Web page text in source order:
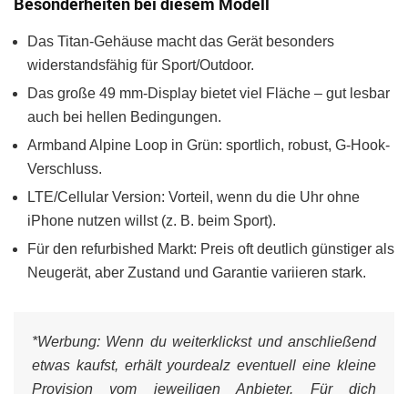
Das Titan-Gehäuse macht das Gerät besonders
widerstandsfähig für Sport/Outdoor.
Das große 49 mm-Display bietet viel Fläche – gut lesbar
auch bei hellen Bedingungen.
Armband Alpine Loop in Grün: sportlich, robust, G-Hook-
Verschluss.
LTE/Cellular Version: Vorteil, wenn du die Uhr ohne
iPhone nutzen willst (z. B. beim Sport).
Für den refurbished Markt: Preis oft deutlich günstiger als
Neugerät, aber Zustand und Garantie variieren stark.
*Werbung: Wenn du weiterklickst und anschließend
etwas kaufst, erhält yourdealz eventuell eine kleine
Provision vom jeweiligen Anbieter. Für dich